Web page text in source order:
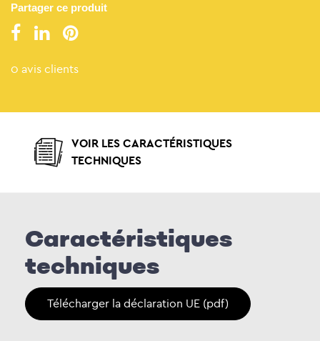
Partager ce produit
0 avis clients
VOIR LES CARACTÉRISTIQUES
TECHNIQUES
Caractéristiques
techniques
Télécharger la déclaration UE (pdf)